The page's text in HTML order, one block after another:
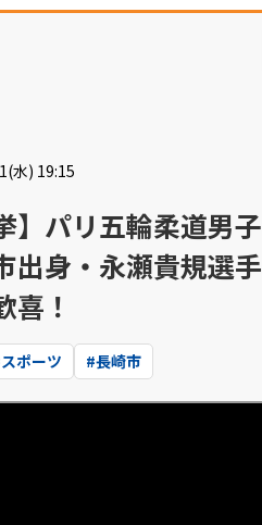
水) 19:15
】パリ五輪柔道
出身・永瀬貴規選
喜！
スポーツ #長崎市